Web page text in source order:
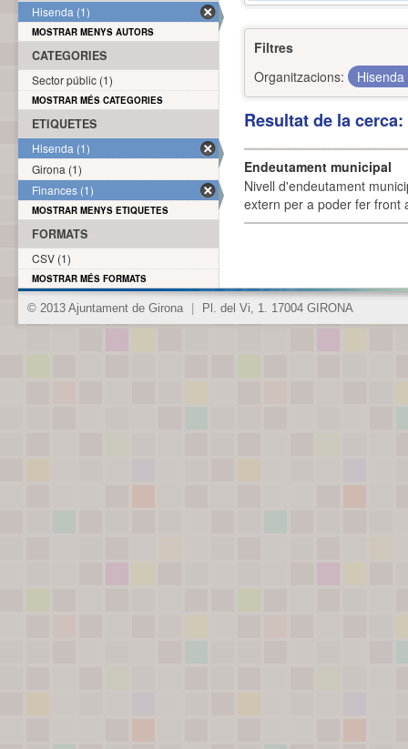
Filtres
Organitzacions:
Hisenda
Resultat de la
Endeutament municipal
Nivell d'endeutament
extern per a poder fer front
Hisenda (1)
MOSTRAR MENYS AUTORS
CATEGORIES
Sector públic (1)
MOSTRAR MÉS CATEGORIES
ETIQUETES
Hisenda (1)
Girona (1)
Finances (1)
MOSTRAR MENYS ETIQUETES
FORMATS
CSV (1)
MOSTRAR MÉS FORMATS
© 2013 Ajuntament de Girona Pl. del Vi, 1. 17004 GIRONA